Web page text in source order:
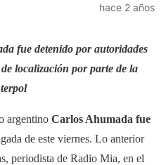
hace 2 años
fue detenido por autoridades
localización por parte de la
argentino Carlos Ahumada fue
de este viernes. Lo anterior
periodista de Radio Mia, en el